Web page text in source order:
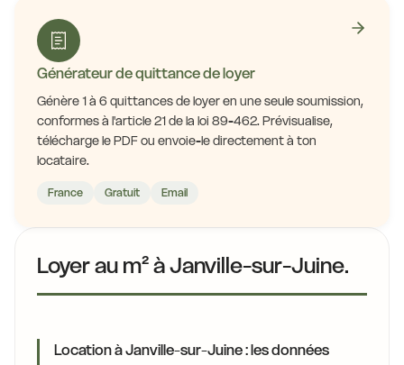
Générateur de quittance de loyer
Génère 1 à 6 quittances de loyer en une seule soumission,
conformes à l'article 21 de la loi 89-462. Prévisualise,
télécharge le PDF ou envoie-le directement à ton
locataire.
France Gratuit Email
Loyer au m² à Janville-sur-Juine.
Location à Janville-sur-Juine : les données